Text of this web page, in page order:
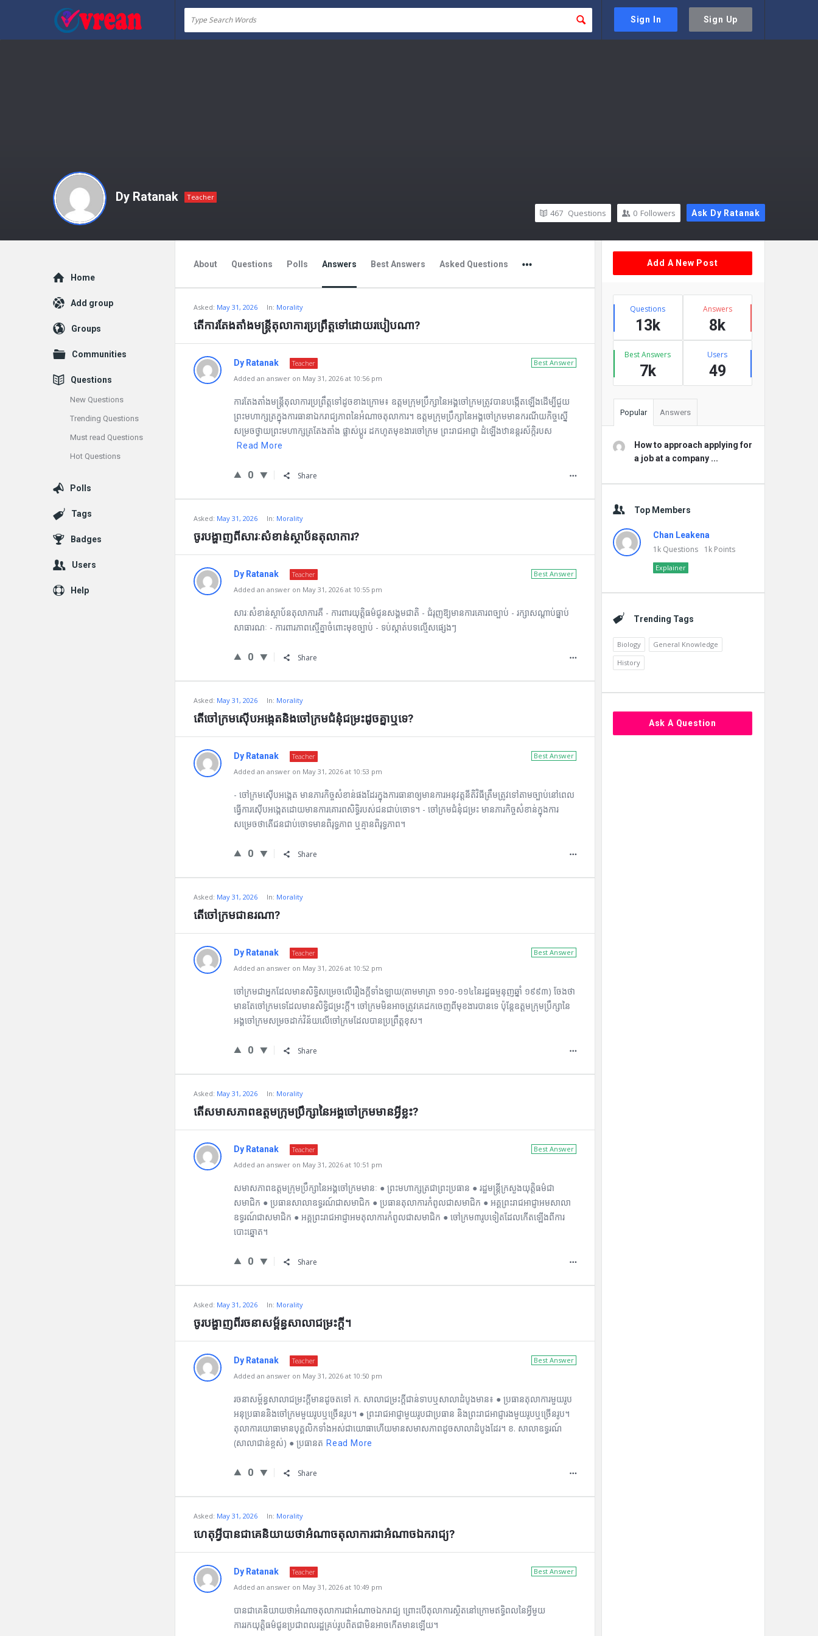
Sign In Sign Up
vrean.com
Dy Ratanak Teacher
Ask Dy Ratanak
0 Followers
467 Questions
About Questions Polls Answers Best Answers Asked Questions
Asked: May 31, 2026 In: Morality
តើការតែងតាំងមន្រ្តីតុលាការប្រព្រឹត្តទៅដោយរបៀបណា?
Best Answer
Dy Ratanak
Teacher
Added an answer on May 31, 2026 at 10:56 pm
ការតែងតាំងមន្រ្តីតុលាការប្រព្រឹត្តទៅដូចខាងក្រោម៖ ឧត្ដមក្រុមប្រឹក្សានៃអង្គចៅក្រមត្រូវបានបង្កើតឡើងដើម្បីជួយ
ព្រះមហាក្សត្រក្នុងការធានាឯករាជ្យភាពនៃអំណាចតុលាការ។ ឧត្ដមក្រុមប្រឹក្សានៃអង្គចៅក្រមមានករណីយកិច្ចស្នើ
សម្រចថ្វាយព្រះមហាក្សត្រតែងតាំង ផ្លាស់ប្ដូរ ដកហូតមុខងារចៅក្រម ព្រះរាជអាជ្ញា ដំឡើងឋានន្តរស័ក្កិរបស
Read More
0 Share
Asked: May 31, 2026 In: Morality
ចូរបង្ហាញពីសារៈសំខាន់ស្ថាប័នតុលាការ?
Best Answer
Dy Ratanak
Teacher
Added an answer on May 31, 2026 at 10:55 pm
សារៈសំខាន់ស្ថាប័នតុលាការគឺ - ការពារយុត្តិធម៌ជូនសង្គមជាតិ - ជំរុញឱ្យមានការគោរពច្បាប់ - រក្សាសណ្ដាប់ធ្នាប់
សាធារណៈ - ការពារភាពស្មើគ្នាចំពោះមុខច្បាប់ - ទប់ស្កាត់បទល្មើសផ្សេងៗ
0 Share
Asked: May 31, 2026 In: Morality
តើចៅក្រមស៊ើបអង្កេតនិងចៅក្រមជំនុំជម្រះដូចគ្នាឬទេ?
Best Answer
Dy Ratanak
Teacher
Added an answer on May 31, 2026 at 10:53 pm
- ចៅក្រមស៊ើបអង្កេត មានភារកិច្ចសំខាន់ផងដែរក្នុងការធានាឲ្យមានការអនុវត្តនីតិវិធីត្រឹមត្រូវទៅតាមច្បាប់នៅពេល
ធ្វើការស៊ើបអង្កេតដោយមានការគោរពសិទ្ធិរបស់ជនជាប់ចោទ។ - ចៅក្រមជំនុំជម្រះ មានភារកិច្ចសំខាន់ក្នុងការ
សម្រេចថាតើជនជាប់ចោទមានពិរុទ្ធភាព ឬគ្មានពិរុទ្ធភាព។
0 Share
Asked: May 31, 2026 In: Morality
តើចៅក្រមជានរណា?
Best Answer
Dy Ratanak
Teacher
Added an answer on May 31, 2026 at 10:52 pm
ចៅក្រមជាអ្នកដែលមានសិទ្ធិសម្រេចលើរឿងក្ដីទាំងឡាយ(តាមមាត្រា ១១០-១១៤នៃរដ្ឋធម្មនុញឆ្នាំ ១៩៩៣) ចែងថា
មានតែចៅក្រមទេដែលមានសិទ្ធិជម្រះក្ដី។ ចៅក្រមមិនអាចត្រូវគេដកចេញពីមុខងារបានទេ ប៉ុន្តែឧត្ដមក្រុមប្រឹក្សានៃ
អង្គចៅក្រមសម្រចដាក់វិន័យលើចៅក្រមដែលបានប្រព្រឹត្តខុស។
0 Share
Asked: May 31, 2026 In: Morality
តើសមាសភាពឧត្ដមក្រុមប្រឹក្សានៃអង្គចៅក្រមមានអ្វីខ្លះ?
Best Answer
Dy Ratanak
Teacher
Added an answer on May 31, 2026 at 10:51 pm
សមាសភាពឧត្ដមក្រុមប្រឹក្សានៃអង្គចៅក្រមមានៈ ● ព្រះមហាក្សត្រជាព្រះប្រធាន ● រដ្ឋមន្រ្តីក្រសួងយុត្តិធម៌ជា
សមាជិក ● ប្រធានសាលាឧទ្ធរណ៍ជាសមាជិក ● ប្រធានតុលាការកំពូលជាសមាជិក ● អគ្គព្រះរាជអាជ្ញាអមសាលា
ឧទ្ធរណ៍ជាសមាជិក ● អគ្គព្រះរាជអាជ្ញាអមតុលាការកំពូលជាសមាជិក ● ចៅក្រម៣រូបទៀតដែលកើតឡើងពីការ
បោះឆ្នោត។
0 Share
Asked: May 31, 2026 In: Morality
ចូរបង្ហាញពីរចនាសម្ព័ន្ធសាលាជម្រះក្ដី។
Best Answer
Dy Ratanak
Teacher
Added an answer on May 31, 2026 at 10:50 pm
រចនាសម្ព័ន្ធសាលាជម្រះក្ដីមានដូចតទៅ ក. សាលាជម្រះក្ដីជាន់ទាបឬសាលាដំបូងមាន៖ ● ប្រធានតុលាការមួយរូប
អនុប្រធាននិងចៅក្រមមួយរូបឬច្រើនរូប។ ● ព្រះរាជអាជ្ញាមួយរូបជាប្រធាន និងព្រះរាជអាជ្ញារងមួយរូបឬច្រើនរូប។
តុលាការយោធាមានបុគ្គលិកទាំងអស់ជាយោធាហើយមានសមាសភាពដូចសាលាដំបូងដែរ។ ខ. សាលាឧទ្ធរណ៍
(សាលាជាន់ខ្ពស់) ● ប្រធានត Read More
0 Share
Asked: May 31, 2026 In: Morality
ហេតុអ្វីបានជាគេនិយាយថាអំណាចតុលាការជាអំណាចឯករាជ្យ?
Best Answer
Dy Ratanak
Teacher
Added an answer on May 31, 2026 at 10:49 pm
បានជាគេនិយាយថាអំណាចតុលាការជាអំណាចឯករាជ្យ ព្រោះបើតុលាការស្ថិតនៅក្រោមឥទ្ធិពលនៃអ្វីមួយ
ការរកយុត្តិធម៌ជូនប្រជាពលរដ្ឋគ្រប់រូបពិតជាមិនអាចកើតមានឡើយ។
Sidebar
Add A New Post
Stats
Questions
13k
Answers
8k
Best Answers
7k
Users
49
Popular Answers
How to approach applying for
a job at a company ...
Top Members
Chan Leakena
1k Questions 1k Points
Explainer
Trending Tags
Biology
General Knowledge
History
Ask A Question
Explore
Home
Add group
Groups
Communities
Questions
New Questions
Trending Questions
Must read Questions
Hot Questions
Polls
Tags
Badges
Users
Help